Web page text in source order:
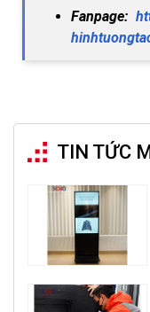
Fanpage:
TIN TỨC